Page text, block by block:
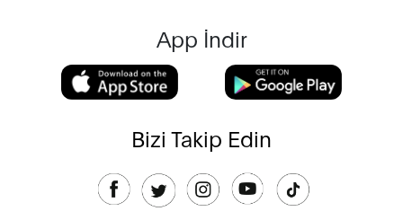
App İndir
Bizi Takip Edin